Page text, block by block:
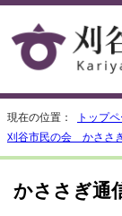
現在の位置： トップ
刈谷市民の会 かささ
かささぎ通